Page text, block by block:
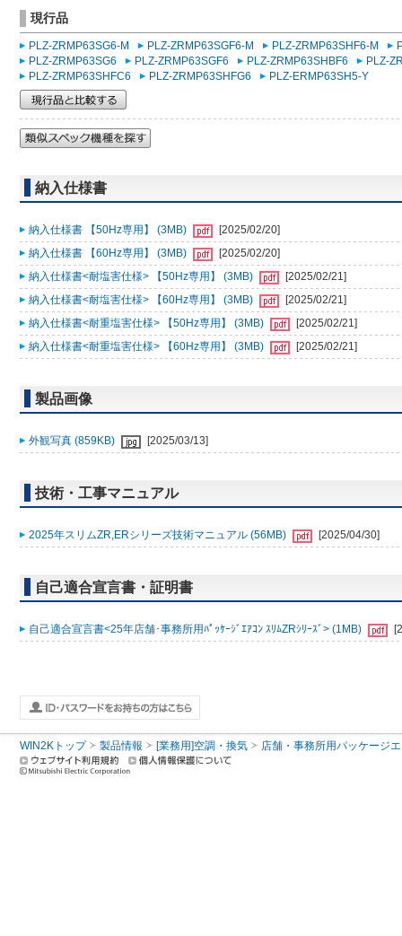
現行品
PLZ-ZRMP63SG6-M PLZ-ZRMP63SGF6-M PLZ-ZRMP63SHF6-M
PLZ-ZRMP63SG6
PLZ-ZRMP63SGF6 PLZ-ZRMP63SHBF6
PLZ-
PLZ-ZRMP63SHFC6
PLZ-ZRMP63SHFG6 PLZ-ERMP63SH5-Y
納入仕様書
納入仕様書 【50Hz専用】 (3MB)
[2025/02/20]
納入仕様書 【60Hz専用】 (3MB)
[2025/02/20]
納入仕様書<耐塩害仕様> 【50Hz専用】 (3MB)
[2025/02/21]
納入仕様書<耐塩害仕様> 【60Hz専用】 (3MB)
[2025/02/21]
納入仕様書<耐重塩害仕様> 【50Hz専用】 (3MB)
[2025/02/21]
納入仕様書<耐重塩害仕様> 【60Hz専用】 (3MB)
[2025/02/21]
製品画像
外観写真 (859KB) [2025/03/13]
技術・工事マニュアル
2025年スリムZR,ERシリーズ技術マニュアル (56MB) [2025/04/30]
自己適合宣言書・証明書
自己適合宣言書<25年店舗･事務所用ﾊﾟｯｹｰｼﾞｴｱｺﾝ ｽﾘﾑZRｼﾘｰｽﾞ> (1MB)
WIN2Kトップ 製品情報 [業務用]空調・換気 店舗・事務所用パッケージ